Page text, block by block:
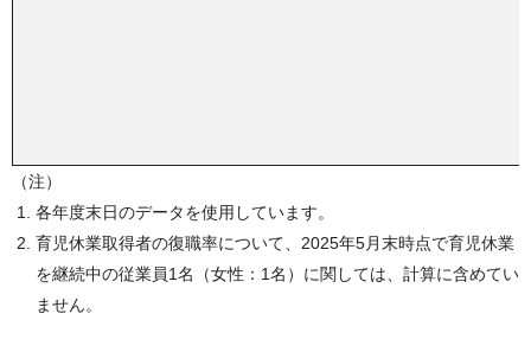
各年度末日のデータを使用しています。
育児休業取得者の復職率について、2025年5月末時点で育児休業
を継続中の従業員1名（女性：1名）に関しては、計算に含めてい
ません。